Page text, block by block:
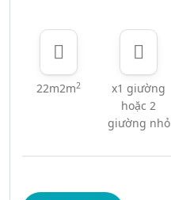
22m2m2
x1 giường
hoặc 2
giường nhỏ